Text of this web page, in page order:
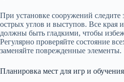
При установке сооружений следите
острых углов и выступов. Все края
должны быть гладкими, чтобы
Регулярно проверяйте состояние
заменяйте поврежденные элементы.
Планировка мест для игр и